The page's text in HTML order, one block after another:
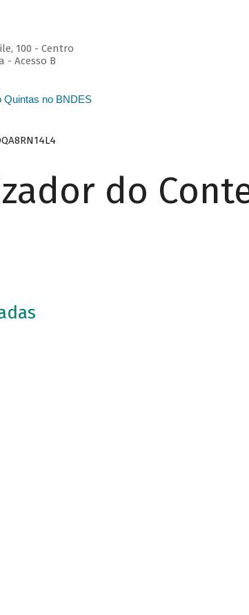
100 - Centro
- Acesso B
Quintas no BNDES
do